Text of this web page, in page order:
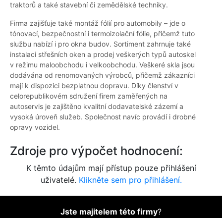
traktorů a také stavební či zemědělské techniky.
Firma zajišťuje také montáž fólií pro automobily – jde o
tónovací, bezpečnostní i termoizolační fólie, přičemž tuto
službu nabízí i pro okna budov. Sortiment zahrnuje také
instalaci střešních oken a prodej veškerých typů autoskel
v režimu maloobchodu i velkoobchodu. Veškeré skla jsou
dodávána od renomovaných výrobců, přičemž zákazníci
mají k dispozici bezplatnou dopravu. Díky členství v
celorepublikovém sdružení firem zaměřených na
autoservis je zajištěno kvalitní dodavatelské zázemí a
vysoká úroveň služeb. Společnost navíc provádí i drobné
opravy vozidel.
Zdroje pro výpočet hodnocení:
K těmto údajům mají přístup pouze přihlášení
uživatelé. Klikněte sem pro přihlášení.
Jste majitelem této firmy?